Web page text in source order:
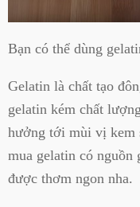
Bạn có thể dùng
Gelatin là chất tạo
gelatin kém chất
hưởng tới mùi vị kem
mua gelatin có nguồn
được thơm ngon nha.